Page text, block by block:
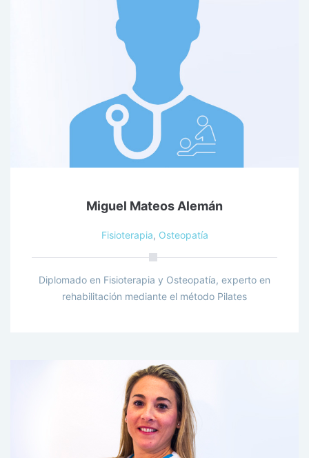
Miguel Mateos Alemán
Fisioterapia, Osteopatía
Diplomado en Fisioterapia y Osteopatía, experto en
rehabilitación mediante el método Pilates